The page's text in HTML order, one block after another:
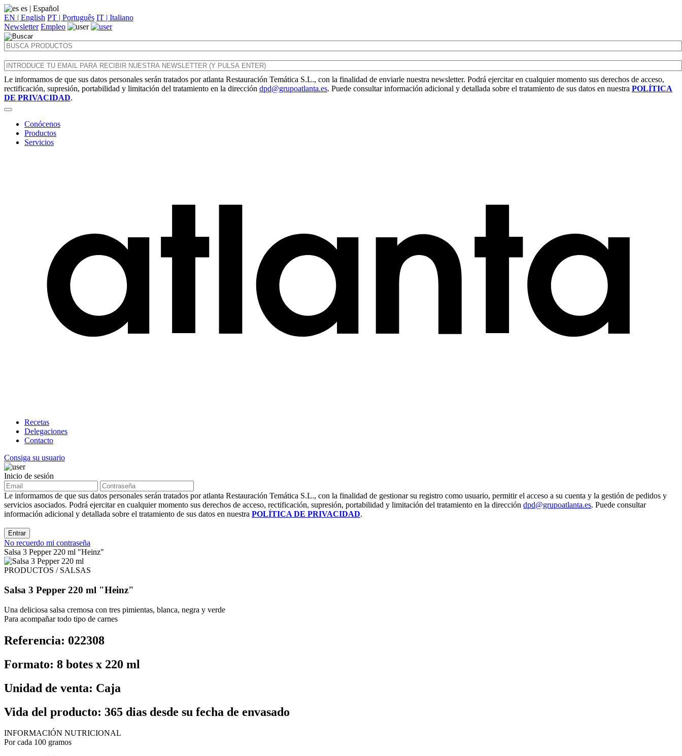
es | Español
EN | English PT | Português IT | Italiano
Newsletter Empleo
Le informamos de que sus datos personales serán tratados por atlanta Restauración Temática S.L., con la finalidad de enviarle nuestra newsletter. Podrá ejercitar en cualquier momento sus derechos de acceso,
rectificación, supresión, portabilidad y limitación del tratamiento en la dirección dpd@grupoatlanta.es. Puede consultar información adicional y detallada sobre el tratamiento de sus datos en nuestra POLÍTICA
DE PRIVACIDAD.
Conócenos
Productos
Servicios
Recetas
Delegaciones
Contacto
Consiga su usuario
Inicio de sesión
Le informamos de que sus datos personales serán tratados por atlanta Restauración Temática S.L., con la finalidad de gestionar su registro como usuario, permitir el acceso a su cuenta y la gestión de pedidos y
servicios asociados. Podrá ejercitar en cualquier momento sus derechos de acceso, rectificación, supresión, portabilidad y limitación del tratamiento en la dirección dpd@grupoatlanta.es. Puede consultar
información adicional y detallada sobre el tratamiento de sus datos en nuestra POLÍTICA DE PRIVACIDAD.
Entrar
No recuerdo mi contraseña
Salsa 3 Pepper 220 ml "Heinz"
PRODUCTOS / SALSAS
Salsa 3 Pepper 220 ml "Heinz"
Una deliciosa salsa cremosa con tres pimientas, blanca, negra y verde
Para acompañar todo tipo de carnes
Referencia: 022308
Formato: 8 botes x 220 ml
Unidad de venta: Caja
Vida del producto: 365 dias desde su fecha de envasado
INFORMACIÓN NUTRICIONAL
Por cada 100 gramos